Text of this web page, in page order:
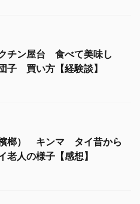
チン屋台 食べて美味し
子 買い方【経験談】
榔） キンマ タイ昔から
人の様子【感想】